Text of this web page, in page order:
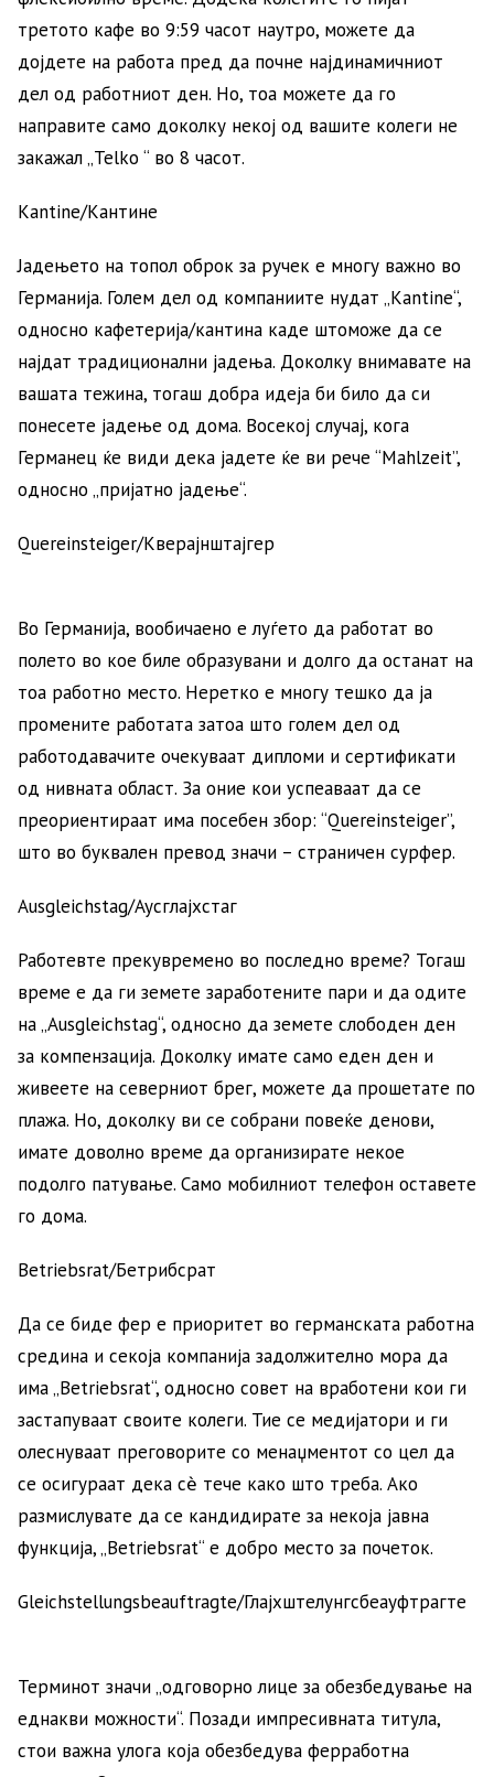
третото кафе во 9:59 часот наутро, можете да
дојдете на работа пред да почне најдинамичниот
дел од работниот ден. Но, тоа можете да го
направите само доколку некој од вашите колеги не
закажал „Telko “ во 8 часот.
Kantine/Кантине
Јадењето на топол оброк за ручек е многу важно во
Германија. Голем дел од компаниите нудат „Kantine“,
односно кафетерија/кантина каде штоможе да се
најдат традиционални јадења. Доколку внимавате на
вашата тежина, тогаш добра идеја би било да си
понесете јадење од дома. Восекој случај, кога
Германец ќе види дека јадете ќе ви рече “Mahlzeit”,
односно „пријатно јадење“.
Quereinsteiger/Кверајнштајгер
Во Германија, вообичаено е луѓето да работат во
полето во кое биле образувани и долго да останат на
тоа работно место. Неретко е многу тешко да ја
промените работата затоа што голем дел од
работодавачите очекуваат дипломи и сертификати
од нивната област. За оние кои успеаваат да се
преориентираат има посебен збор: “Quereinsteiger”,
што во буквален превод значи – страничен сурфер.
Ausgleichstag/Аусглајхстаг
Работевте прекувремено во последно време? Тогаш
време е да ги земете заработените пари и да одите
на „Ausgleichstag“, односно да земете слободен ден
за компензација. Доколку имате само еден ден и
живеете на северниот брег, можете да прошетате по
плажа. Но, доколку ви се собрани повеќе денови,
имате доволно време да организирате некое
подолго патување. Само мобилниот телефон оставете
го дома.
Betriebsrat/Бетрибсрат
Да се биде фер е приоритет во германската работна
средина и секоја компанија задолжително мора да
има „Betriebsrat“, односно совет на вработени кои ги
застапуваат своите колеги. Тие се медијатори и ги
олеснуваат преговорите со менаџментот со цел да
се осигураат дека сѐ тече како што треба. Ако
размислувате да се кандидирате за некоја јавна
функција, „Betriebsrat“ е добро место за почеток.
Gleichstellungsbeauftragte/Глајхштелунгсбеауфтрагте
Терминот значи „одговорно лице за обезбедување на
еднакви можности“. Позади импресивната титула,
стои важна улога која обезбедува ферработна